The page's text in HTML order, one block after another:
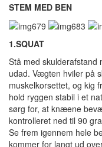
STEM MED BEN
1.SQUAT
Stå med
udad. Vægten hviler på
muskelkorsettet, og kig
hold ryggen stabil i et
sørg for, at knæene
kontrolleret ned til 90
Se frem igennem hele
kommer for langt ud